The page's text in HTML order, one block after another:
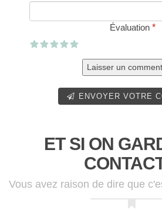
Évaluation *
ENVOYER VOTRE
ET SI ON
Vous avez raison de dire que